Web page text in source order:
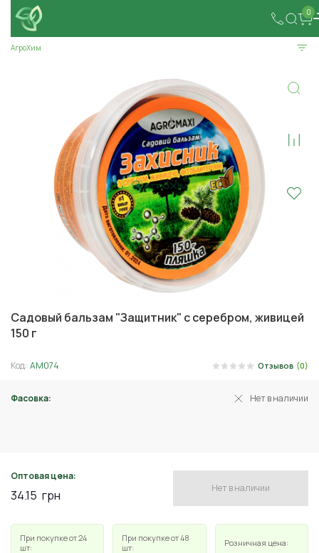
0
АгроХим
Садовый бальзам "Защитник" с серебром, живицей
150 г
Код: АМ074 Отзывов (0)
Фасовка: Нет в наличии
Оптовая цена:
34.15 грн Нет в наличии
При покупке от 24
шт:
При покупке от 48
шт:
Розничная цена: